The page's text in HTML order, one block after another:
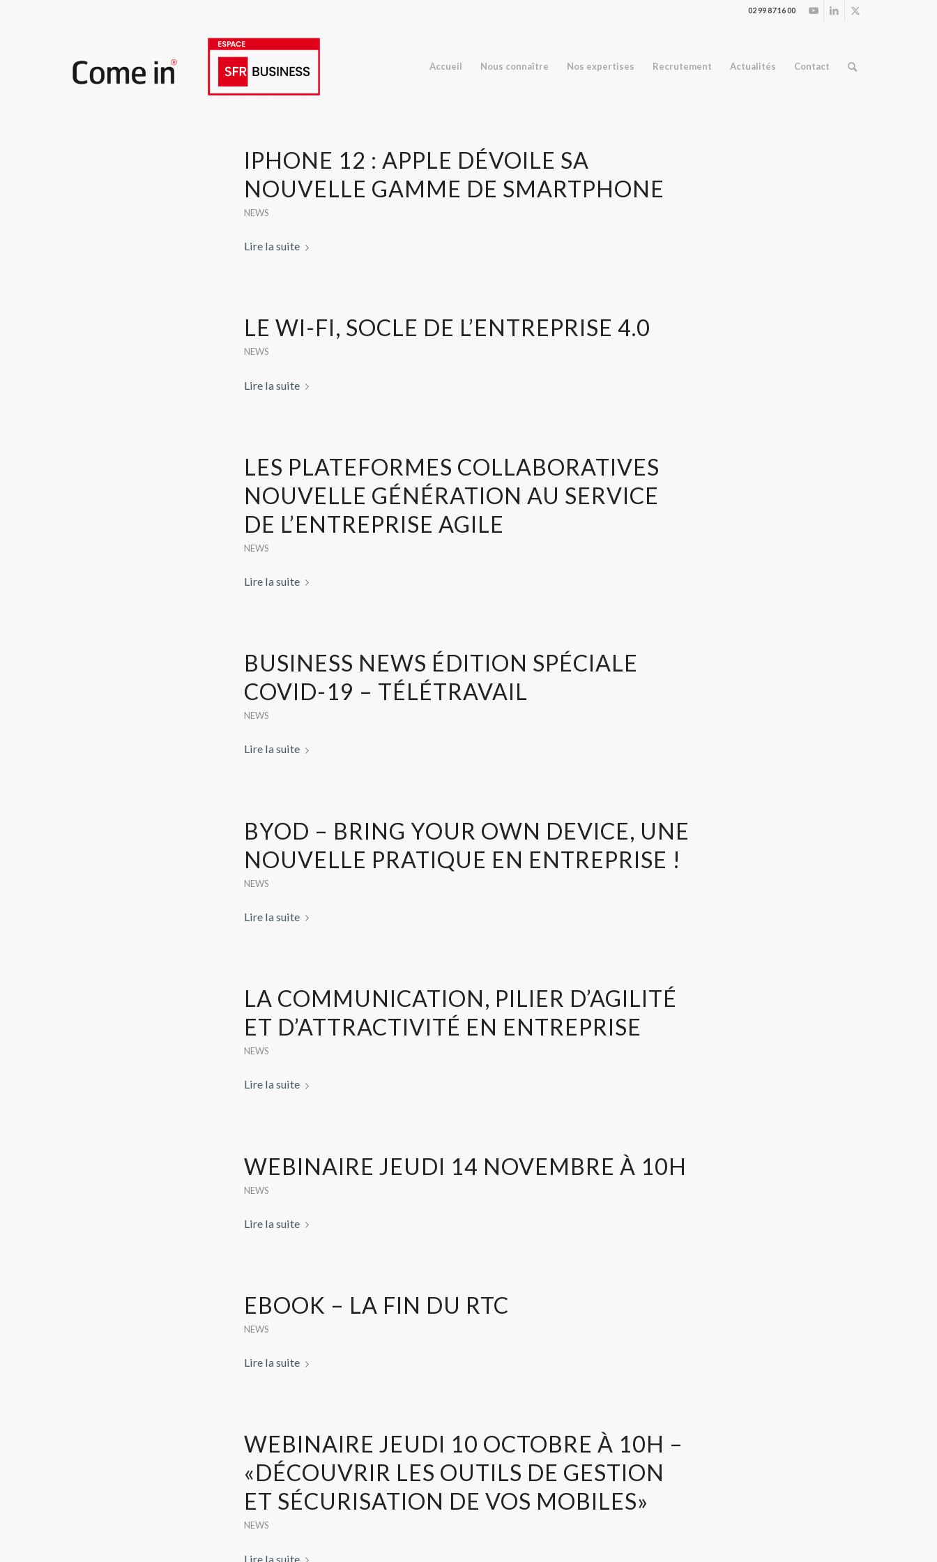
02 99 87 16 00
Accueil Nous connaître Nos expertises Recrutement Actualités Contact
IPHONE 12 : APPLE DÉVOILE SA
NOUVELLE GAMME DE SMARTPHONE
NEWS
Lire la suite
LE WI-FI, SOCLE DE L’ENTREPRISE 4.0
NEWS
Lire la suite
LES PLATEFORMES COLLABORATIVES
NOUVELLE GÉNÉRATION AU SERVICE
DE L’ENTREPRISE AGILE
NEWS
Lire la suite
BUSINESS NEWS ÉDITION SPÉCIALE
COVID-19 – TÉLÉTRAVAIL
NEWS
Lire la suite
BYOD – BRING YOUR OWN DEVICE, UNE
NOUVELLE PRATIQUE EN ENTREPRISE !
NEWS
Lire la suite
LA COMMUNICATION, PILIER D’AGILITÉ
ET D’ATTRACTIVITÉ EN ENTREPRISE
NEWS
Lire la suite
WEBINAIRE JEUDI 14 NOVEMBRE À 10H
NEWS
Lire la suite
EBOOK – LA FIN DU RTC
NEWS
Lire la suite
WEBINAIRE JEUDI 10 OCTOBRE À 10H –
«DÉCOUVRIR LES OUTILS DE GESTION
ET SÉCURISATION DE VOS MOBILES»
NEWS
Lire la suite